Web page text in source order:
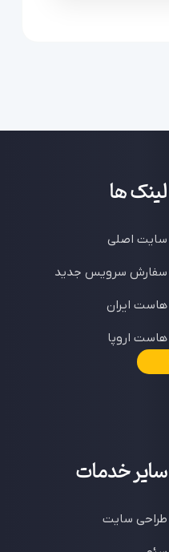
لینک ها
سایت اصلی
سفارش سرویس جدید
هاست ایران
هاست اروپا
سایر خدمات
طراحی سایت